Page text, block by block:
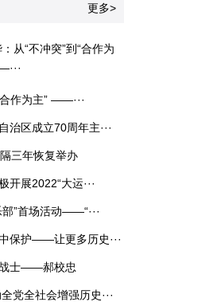
更多>
从“不冲突”到“合作为
作为主” ——···
治区成立70周年主···
三年恢复举办
开展2022“大运···
”首场活动——“···
保护——让更多历史···
战士——郝校忠
党全社会增强历史···